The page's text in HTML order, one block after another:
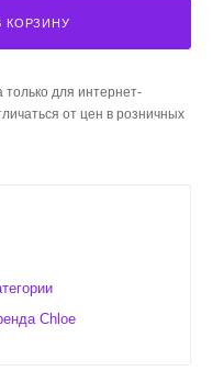
КОРЗИНУ
только для интернет-
от цен в розничных
Chloe